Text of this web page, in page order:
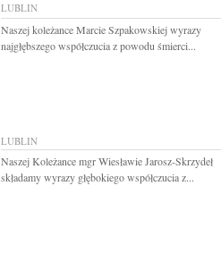
LUBLIN
Naszej koleżance Marcie Szpakowskiej wyrazy
najgłębszego współczucia z powodu śmierci...
LUBLIN
Naszej Koleżance mgr Wiesławie Jarosz-Skrzydeł
składamy wyrazy głębokiego współczucia z...